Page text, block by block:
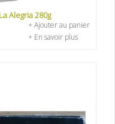
Alegria 280g
+ Ajouter au panier
+ En savoir plus